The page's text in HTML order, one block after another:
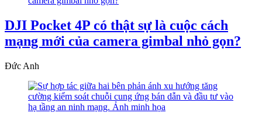
DJI Pocket 4P có thật sự là cuộc cách
mạng mới của camera gimbal nhỏ gọn?
Đức Anh